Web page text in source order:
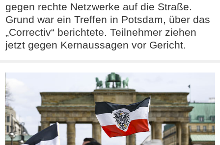
gegen rechte Netzwerke auf die Straße.
Grund war ein Treffen in Potsdam, über das
„Correctiv“ berichtete. Teilnehmer ziehen
jetzt gegen Kernaussagen vor Gericht.